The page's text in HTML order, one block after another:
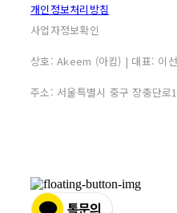
개인정보처리방침
사업자정보확인
상호: Akeem (아킴) | 대표: 이
주소: 서울특별시 중구 장충단